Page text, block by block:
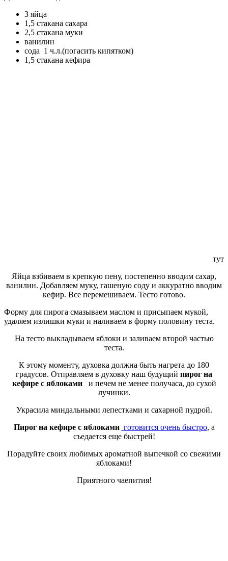
3 яйца
1,5 стакана сахара
2,5 стакана муки
ванилин
сода 1 ч.л.(погасить кипятком)
1,5 стакана кефира
тут
Яйца взбиваем в крепкую пену, постепенно вводим сахар,
ванилин. Добавляем муку, гашеную соду и аккуратно вводим
кефир. Все перемешиваем. Тесто готово.
Форму для пирога смазываем маслом и присыпаем мукой,
удаляем излишки муки и наливаем в форму половину теста.
На тесто выкладываем яблоки и заливаем второй частью
теста.
К этому моменту, духовка должна быть нагрета до 180
градусов. Отправляем в духовку наш будущий пирог на
кефире с яблоками
и печем не менее получаса, до сухой
лучинки.
Украсила миндальными лепестками и сахарной пудрой.
Пирог на кефире с яблоками готовится очень быстро, а
съедается еще быстрей!
Порадуйте своих любимых ароматной выпечкой со свежими
яблоками!
Приятного чаепития!